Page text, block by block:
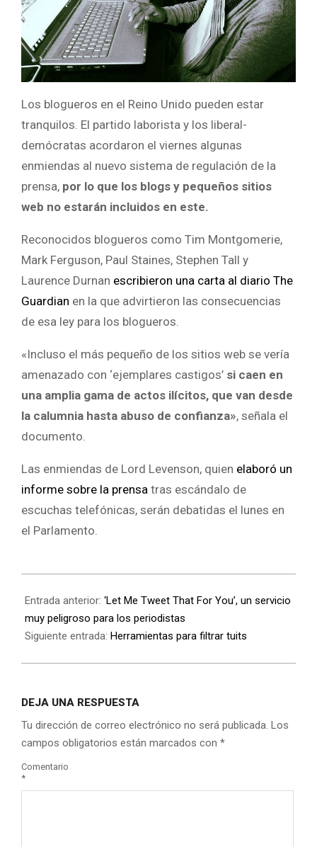
Los blogueros en el Reino Unido pueden estar
tranquilos. El partido laborista y los liberal-
demócratas acordaron el viernes algunas
enmiendas al nuevo sistema de regulación de la
prensa, por lo que los blogs y pequeños sitios
web no estarán incluidos en este.
Reconocidos blogueros como Tim Montgomerie,
Mark Ferguson, Paul Staines, Stephen Tall y
Laurence Durnan escribieron una carta al diario The
Guardian en la que advirtieron las consecuencias
de esa ley para los blogueros.
«Incluso el más pequeño de los sitios web se vería
amenazado con ‘ejemplares castigos’ si caen en
una amplia gama de actos ilícitos, que van desde
la calumnia hasta abuso de confianza», señala el
documento.
Las enmiendas de Lord Levenson, quien elaboró un
informe sobre la prensa tras escándalo de
escuchas telefónicas, serán debatidas el lunes en
el Parlamento.
Entrada anterior: ‘Let Me Tweet That For You’, un servicio
muy peligroso para los periodistas
Siguiente entrada: Herramientas para filtrar tuits
DEJA UNA RESPUESTA
Tu dirección de correo electrónico no será publicada. Los
campos obligatorios están marcados con *
Comentario
*